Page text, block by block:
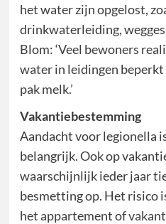
het water zijn opgelost,
drinkwaterleiding,
Blom: ‘Veel bewoners
water in leidingen beperkt
pak melk.’
Vakantiebestemming
Aandacht voor legionella
belangrijk. Ook op
waarschijnlijk ieder jaar
besmetting op. Het risico
het appartement of